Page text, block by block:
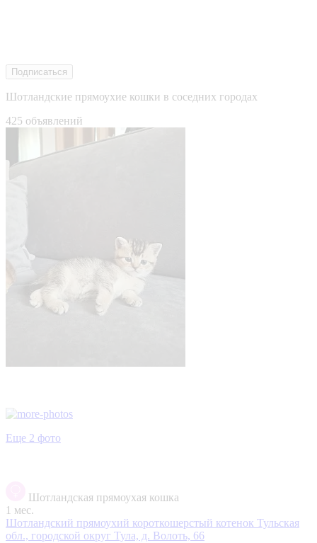
Подписаться
Шотландские прямоухие кошки в соседних городах
425 объявлений
Еще 2 фото
Шотландская прямоухая кошка
1 мес.
Шотландский прямоухий короткошерстый котенок Тульская
обл., городской округ Тула, д. Волоть, 66